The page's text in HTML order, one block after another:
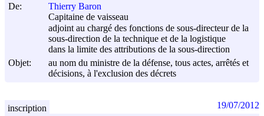
De:
Thierry Baron
Capitaine de vaisseau
adjoint au chargé des fonctions de sous-directeur de la
sous-direction de la technique et de la logistique
dans la limite des attributions de la sous-direction
Objet:
au nom du ministre de la défense, tous actes, arrêtés et
décisions, à l'exclusion des décrets
inscription 19/07/2012